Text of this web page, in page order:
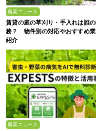
農業ニュース
賃貸の庭の草刈り・手入れは誰
務？ 物件別の対応やおすすめ業
紹介
農業ニュース